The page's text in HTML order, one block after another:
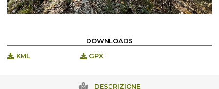
DOWNLOADS
KML
GPX
DESCRIZIONE